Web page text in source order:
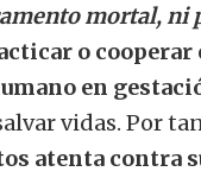
mortal, ni
o
en
vidas. Por
atenta contra